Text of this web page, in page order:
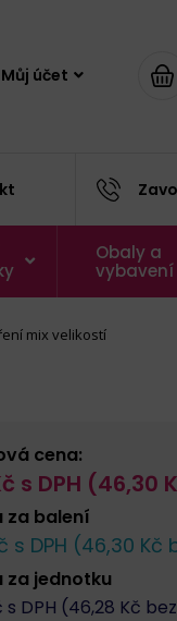
Můj účet
Obaly a
vybavení
mix velikostí
cena:
s DPH (46,30
za balení
s DPH (46,30 Kč
za jednotku
s DPH (46,28 Kč